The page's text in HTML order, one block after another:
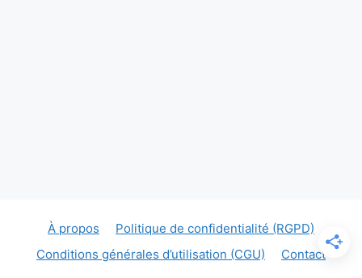
À propos
Politique de confidentialité (RGPD)
Conditions générales d’utilisation (CGU)
Contact